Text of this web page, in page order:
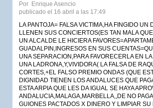
Por Enrique Asencio
publicado el 16 abril a las 17:49
LA PANTOJA= FALSA VICTIMA,HA FINGIDO UN
LLENEN SUS CONCIERTOS(ES TAN MALA
UN ALCALDE LE HICIERA
GUADALPIN,INGRESOS EN SUS
UNA SEPARACION,PARA FAVORECERLA EN
UNA LADRONA,Y,VIVIDORA( LA FALSA DE
CORTES,+EL FALSO PREMIO ONDAS (QUE
DIGNIDAD TIENEN LOS ANDALUCES QUE
ESTA ARPIA QUE LES DA IGUAL SE HAYA
ANDALUCIA,MALAGA,MARBELLA,,DE NO
GUIONES PACTADOS X DINERO Y LIMPIAR